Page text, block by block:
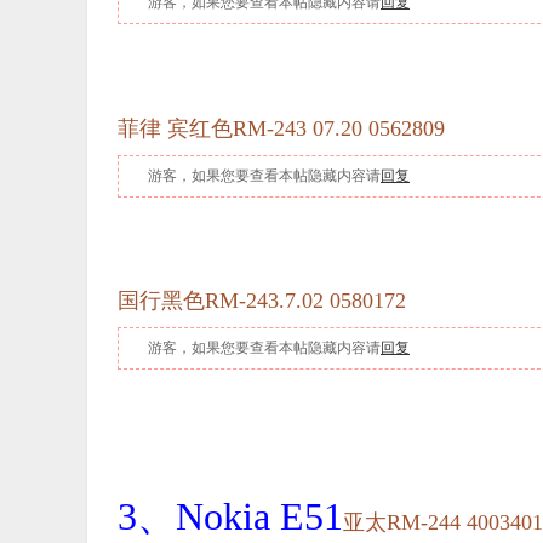
菲律 宾红色RM-243 07.20 0562809
游客，如果您要查看本帖隐藏内容请回复
国行黑色RM-243.7.02 0580172
游客，如果您要查看本帖隐藏内容请回复
3、 Nokia E51 亚太RM-244